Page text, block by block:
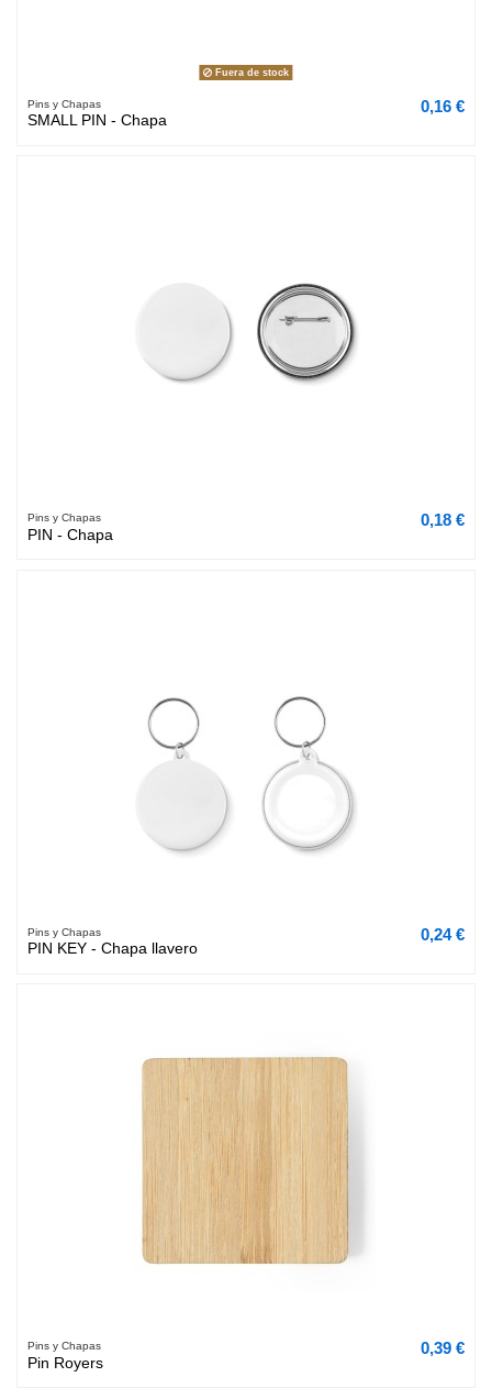
Fuera de stock
Pins y Chapas
SMALL PIN - Chapa
0,16 €
Pins y Chapas
PIN - Chapa
0,18 €
Pins y Chapas
PIN KEY - Chapa llavero
0,24 €
Pins y Chapas
Pin Royers
0,39 €